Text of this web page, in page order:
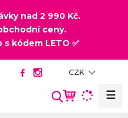
nad 2 990 Kč.
ceny.
s kódem LETO ✅
CZK
V
☰